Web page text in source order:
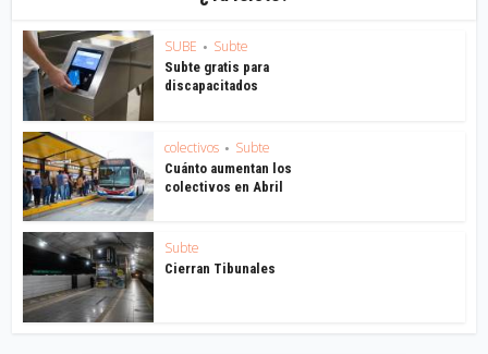
SUBE • Subte
Subte gratis para
discapacitados
colectivos • Subte
Cuánto aumentan los
colectivos en Abril
Subte
Cierran Tibunales